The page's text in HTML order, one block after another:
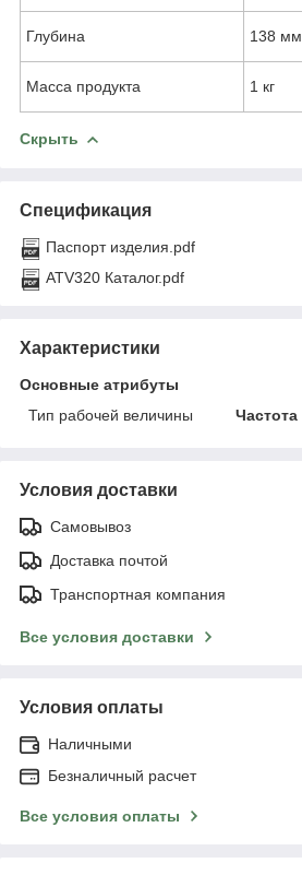
Глубина 138 мм
Масса продукта 1 кг
Скрыть
Спецификация
Паспорт изделия.pdf
ATV320 Каталог.pdf
Характеристики
Основные атрибуты
Тип рабочей величины
Частота
Условия доставки
Самовывоз
Доставка почтой
Транспортная компания
Все условия доставки
Условия оплаты
Наличными
Безналичный расчет
Все условия оплаты